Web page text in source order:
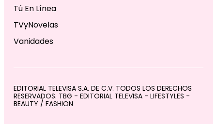
Tú En Línea
TVyNovelas
Vanidades
EDITORIAL TELEVISA S.A. DE C.V. TODOS LOS DERECHOS
RESERVADOS. TBG - EDITORIAL TELEVISA - LIFESTYLES -
BEAUTY / FASHION